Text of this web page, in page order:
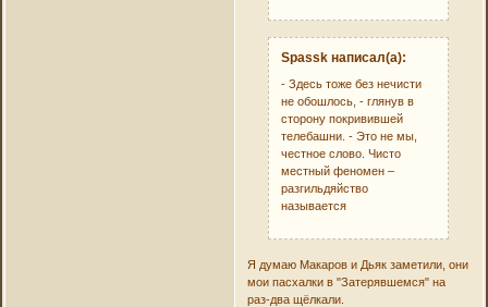
Spassk написал(а):
- Здесь тоже без нечисти
не обошлось, - глянув в
сторону покривившей
телебашни. - Это не мы,
честное слово. Чисто
местный феномен –
разгильдяйство
называется
Я думаю Макаров и Дьяк заметили, они
мои пасхалки в "Затерявшемся" на
раз-два щёлкали.